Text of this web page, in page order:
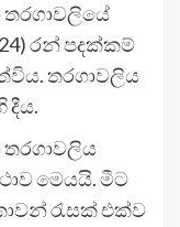
තරගාවලියේ
රන් පදක්කම්
තරගාවලිය
දීය.
තරගාවලිය
මෙයයි. මීට
රැසක් එක්ව